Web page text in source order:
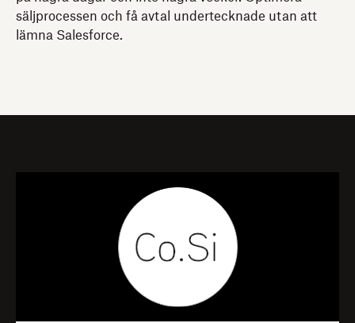
säljprocessen och få avtal undertecknade utan att
lämna Salesforce.